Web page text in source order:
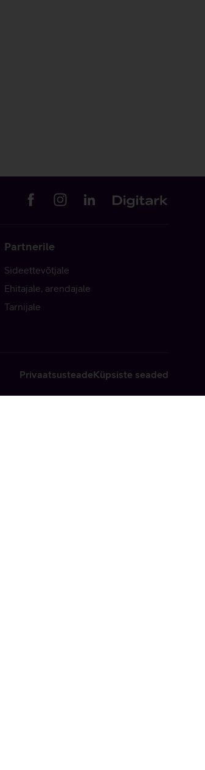
Partnerile
Sideettevõtjale
Ehitajale, arendajale
Tarnijale
PrivaatsusteadeKüpsiste seaded